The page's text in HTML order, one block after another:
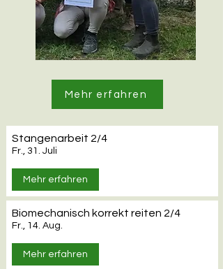
Mehr erfahren
Stangenarbeit 2/4
Fr., 31. Juli
Mehr erfahren
Biomechanisch korrekt reiten 2/4
Fr., 14. Aug.
Mehr erfahren